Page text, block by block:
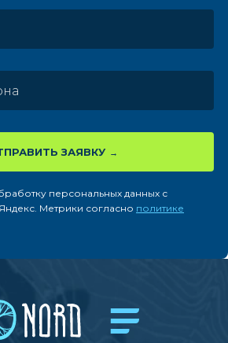
ЗАЯВКУ
персональных данных с
Метрики согласно политике